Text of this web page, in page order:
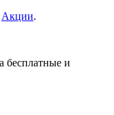
Акции.
бесплатные и